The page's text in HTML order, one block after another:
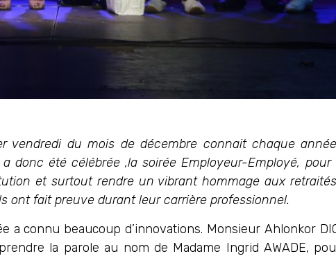
vendredi du mois de décembre connait chaque
donc été célébrée ,la soirée Employeur-Employé,
et surtout rendre un vibrant hommage aux
ont fait preuve durant leur carrière professionnel.
a connu beaucoup d’innovations. Monsieur Ahlonkor
la parole au nom de Madame Ingrid AWADE,